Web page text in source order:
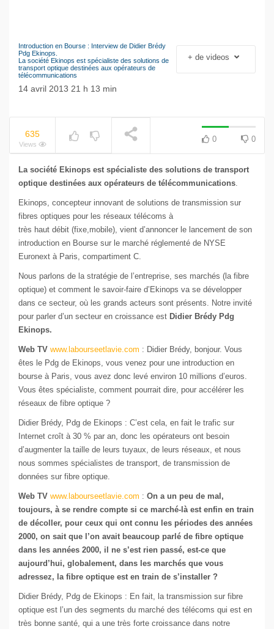
NOW PLAYING
Le séisme industriel
Volkswagen
Introduction en Bourse : Interview de Didier Brédy
Pdg Ekinops.
La société Ekinops est spécialiste des solutions de
transport optique destinées aux opérateurs de
télécommunications
14 avril 2013 21 h 13 min
+ de videos
635
Views
0 0
La société Ekinops est spécialiste des solutions de transport
optique destinées aux opérateurs de télécommunications.
Ekinops, concepteur innovant de solutions de transmission sur
fibres optiques pour les réseaux télécoms à
très haut débit (fixe,mobile), vient d’annoncer le lancement de son
introduction en Bourse sur le marché réglementé de NYSE
Euronext à Paris, compartiment C.
Nous parlons de la stratégie de l’entreprise, ses marchés (la fibre
optique) et comment le savoir-faire d’Ekinops va se développer
dans ce secteur, où les grands acteurs sont présents. Notre invité
pour parler d’un secteur en croissance est Didier Brédy Pdg
Ekinops.
Web TV www.labourseetlavie.com : Didier Brédy, bonjour. Vous
êtes le Pdg de Ekinops, vous venez pour une introduction en
bourse à Paris, vous avez donc levé environ 10 millions d’euros.
Vous êtes spécialiste, comment pourrait dire, pour accélérer les
réseaux de fibre optique ?
Didier Brédy, Pdg de Ekinops : C’est cela, en fait le trafic sur
Internet croît à 30 % par an, donc les opérateurs ont besoin
d’augmenter la taille de leurs tuyaux, de leurs réseaux, et nous
nous sommes spécialistes de transport, de transmission de
données sur fibre optique.
Web TV www.labourseetlavie.com : On a un peu de mal,
toujours, à se rendre compte si ce marché-là est enfin en train
de décoller, pour ceux qui ont connu les périodes des années
2000, on sait que l’on avait beaucoup parlé de fibre optique
dans les années 2000, il ne s’est rien passé, est-ce que
aujourd’hui, globalement, dans les marchés que vous
adressez, la fibre optique est en train de s’installer ?
Didier Brédy, Pdg de Ekinops : En fait, la transmission sur fibre
optique est l’un des segments du marché des télécoms qui est en
très bonne santé, qui a une très forte croissance dans notre